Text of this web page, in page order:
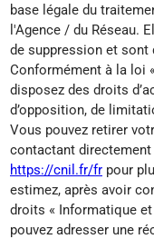
base légale du
l'Agence / du Réseau.
de suppression et sont
Conformément à la loi
disposez des droits
d’opposition, de
Vous pouvez retirer
contactant directement
https://cnil.fr/fr pour
estimez, après avoir
droits « Informatique
pouvez adresser une